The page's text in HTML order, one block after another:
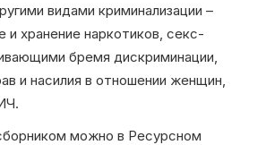
видами криминализации –
и хранение наркотиков, секс-
бремя дискриминации,
и насилия в отношении женщин,
можно в Ресурсном